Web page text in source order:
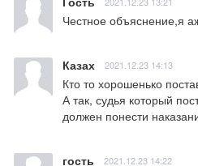
Честное объяснение,я
Казах 2021.12.23 14:13
Кто то хорошенько
А так, судья который
должен понести
гость 2021.12.23 14:22